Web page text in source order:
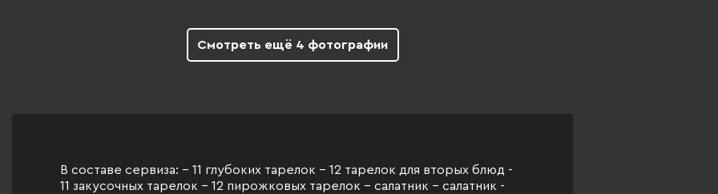
Смотреть ещё 4 фотографии
В составе сервиза: - 11 глубоких тарелок - 12 тарелок для вторых блюд -
11 закусочных тарелок - 12 пирожковых тарелок - салатник - салатник -